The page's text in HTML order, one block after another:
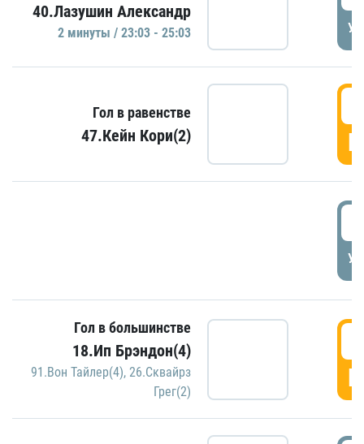
40.Лазушин Александр
2 минуты / 23:03 - 25:03
Гол в равенстве
47.Кейн Кори(2)
Гол в большинстве
18.Ип Брэндон(4)
91.Вон Тайлер(4), 26.Сквайрз
Грег(2)